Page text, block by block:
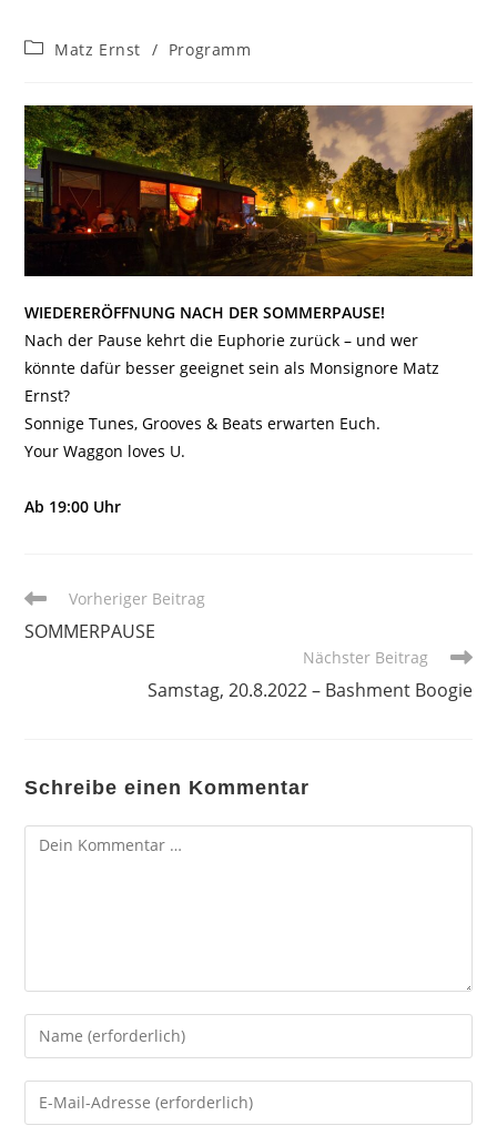
Beitrags-
Matz Ernst / Programm
WIEDERERÖFFNUNG NACH DER SOMMERPAUSE!
Nach der Pause kehrt die Euphorie zurück – und wer
könnte dafür besser geeignet sein als Monsignore Matz
Ernst?
Sonnige Tunes, Grooves & Beats erwarten Euch.
Your Waggon loves U.
Ab 19:00 Uhr
Weitere
ansehen
Vorheriger Beitrag
SOMMERPAUSE
Nächster Beitrag
Samstag, 20.8.2022 – Bashment Boogie
Schreibe einen Kommentar
Kommentar
Gib
deinen
Namen
oder
Gib
deine